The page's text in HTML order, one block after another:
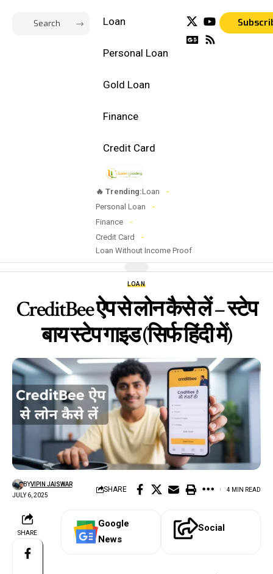
Loan
Personal Loan
Gold Loan
Finance
Credit Card
🔥 Trending:Loan
Personal Loan
Finance
Credit Card
Loan Without Income Proof
LOAN
CreditBee ऐप से लोन कैसे लें – स्टेप
बाय स्टेप गाइड (सिर्फ हिंदी में)
BYVIPIN JAISWAR
JULY 6, 2025
SHARE 4 MIN READ
SHARE
Google
News
Social